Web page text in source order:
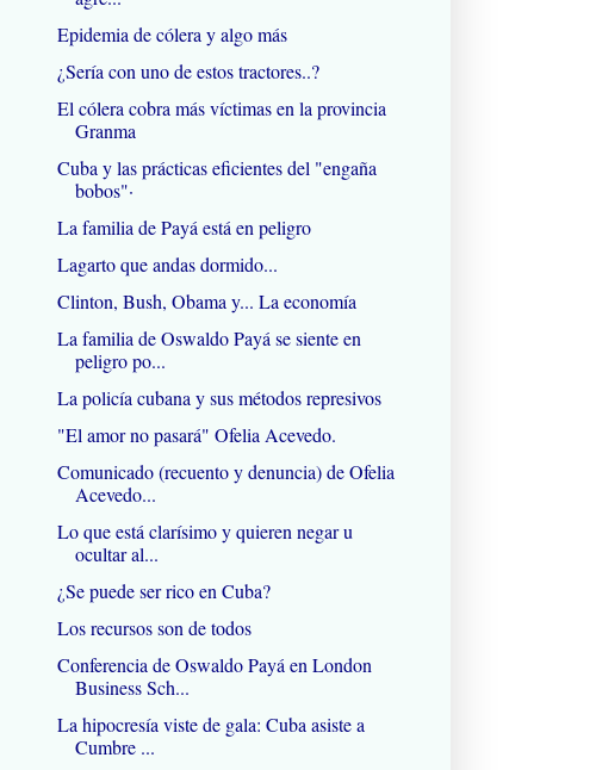
Epidemia de cólera y algo más
¿Sería con uno de estos tractores..?
El cólera cobra más víctimas en la provincia
Granma
Cuba y las prácticas eficientes del "engaña
bobos"·
La familia de Payá está en peligro
Lagarto que andas dormido...
Clinton, Bush, Obama y... La economía
La familia de Oswaldo Payá se siente en
peligro po...
La policía cubana y sus métodos represivos
"El amor no pasará" Ofelia Acevedo.
Comunicado (recuento y denuncia) de Ofelia
Acevedo...
Lo que está clarísimo y quieren negar u
ocultar al...
¿Se puede ser rico en Cuba?
Los recursos son de todos
Conferencia de Oswaldo Payá en London
Business Sch...
La hipocresía viste de gala: Cuba asiste a
Cumbre ...